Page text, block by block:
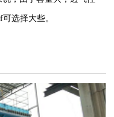
选择大些。